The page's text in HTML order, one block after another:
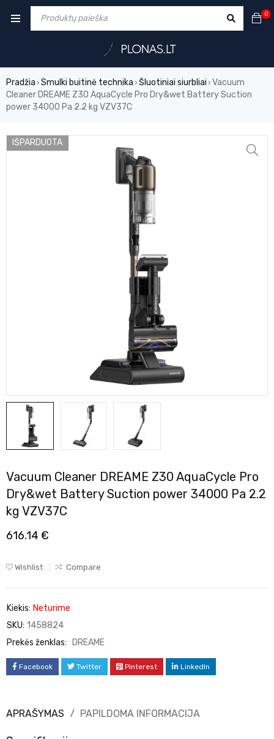
0
Pradžia › Smulki buitinė technika › Šluotiniai siurbliai › Vacuum
Cleaner DREAME Z30 AquaCycle Pro Dry&wet Battery Suction
power 34000 Pa 2.2 kg VZV37C
IŠPARDUOTA
Vacuum Cleaner DREAME Z30 AquaCycle Pro
Dry&wet Battery Suction power 34000 Pa 2.2
kg VZV37C
616.14 €
Wishlist Compare
Kiekis: Neturime
SKU: 1458824
Prekės ženklas:
DREAME
Facebook Twitter Pinterest LinkedIn
APRAŠYMAS PAPILDOMA INFORMACIJA